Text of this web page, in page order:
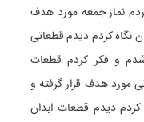
نماز جمعه مورد هدف
نگاه کردم دیدم قطعاتی
شدم و فکر کردم قطعات
مورد هدف قرار گرفته و
دیدم قطعات ابدان